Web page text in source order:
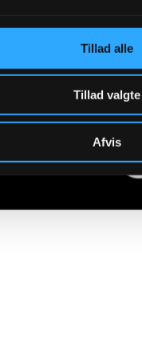
Tillad alle
Tillad valgte
Afvis